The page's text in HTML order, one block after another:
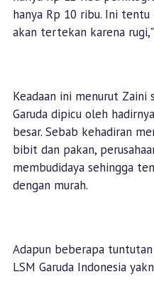
hanya Rp 10 ribu. Ini
akan tertekan karena
Keadaan ini menurut Zaini
Garuda dipicu oleh
besar. Sebab kehadiran
bibit dan pakan,
membudidaya sehingga
dengan murah.
Adapun beberapa
LSM Garuda Indonesia